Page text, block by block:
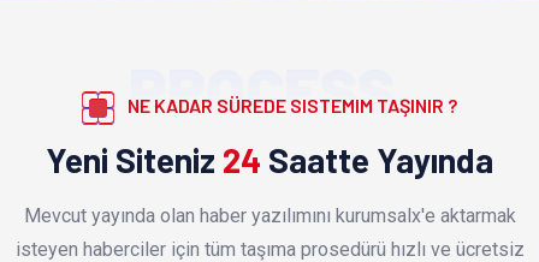
PROCESS
NE KADAR SÜREDE SISTEMIM TAŞINIR ?
Yeni Siteniz 24 Saatte Yayında
Mevcut yayında olan haber yazılımını kurumsalx'e aktarmak
isteyen haberciler için tüm taşıma prosedürü hızlı ve ücretsiz